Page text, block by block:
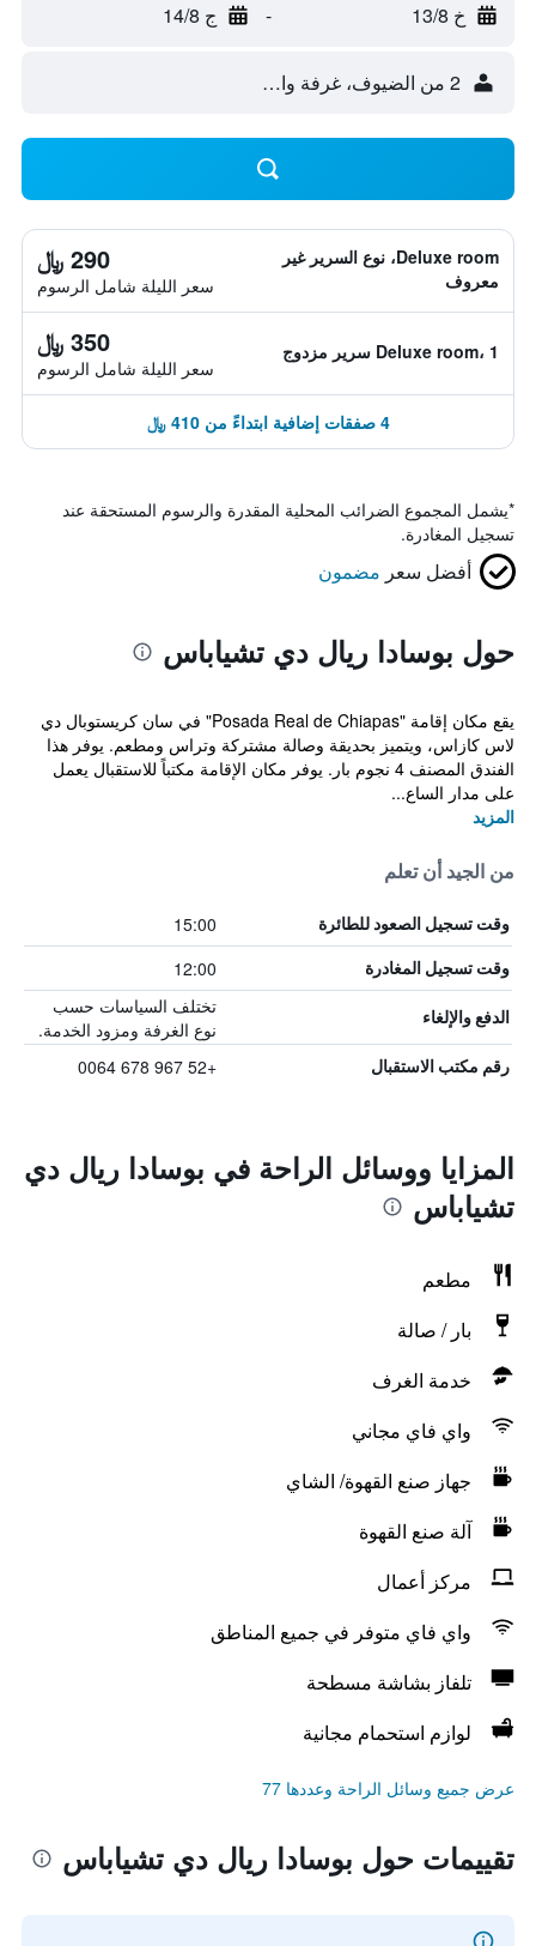
خ 13/8 - ج 14/8
2 من الضيوف، غرفة واحدة
Deluxe room، نوع السرير غير
معروف
290 ﷼
سعر الليلة شامل الرسوم
Deluxe room، 1 سرير مزدوج 350 ﷼
سعر الليلة شامل الرسوم
4 صفقات إضافية ابتداءً من 410 ﷼
*يشمل المجموع الضرائب المحلية المقدرة والرسوم المستحقة عند
تسجيل المغادرة.
أفضل سعر مضمون
حول بوسادا ريال دي تشياباس
يقع مكان إقامة "Posada Real de Chiapas" في سان كريستوبال دي
لاس كازاس، ويتميز بحديقة وصالة مشتركة وتراس ومطعم. يوفر هذا
الفندق المصنف 4 نجوم بار. يوفر مكان الإقامة مكتباً للاستقبال يعمل
على مدار الساع...
المزيد
من الجيد أن تعلم
وقت تسجيل الصعود للطائرة 15:00
وقت تسجيل المغادرة 12:00
الدفع والإلغاء
تختلف السياسات حسب
نوع الغرفة ومزود الخدمة.
رقم مكتب الاستقبال +52 967 678 0064
المزايا ووسائل الراحة في بوسادا ريال دي
تشياباس
مطعم
بار / صالة
خدمة الغرف
واي فاي مجاني
جهاز صنع القهوة/ الشاي
آلة صنع القهوة
مركز أعمال
واي فاي متوفر في جميع المناطق
تلفاز بشاشة مسطحة
لوازم استحمام مجانية
عرض جميع وسائل الراحة وعددها 77
تقييمات حول بوسادا ريال دي تشياباس